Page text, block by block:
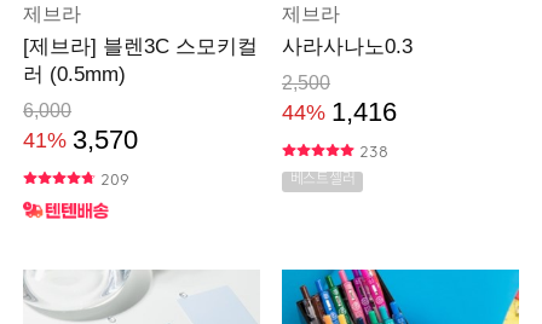
제브라
[제브라] 블렌3C 스모키컬
러 (0.5mm)
6,000
41% 3,570
209
제브라
사라사나노0.3
2,500
44% 1,416
238
베스트셀러